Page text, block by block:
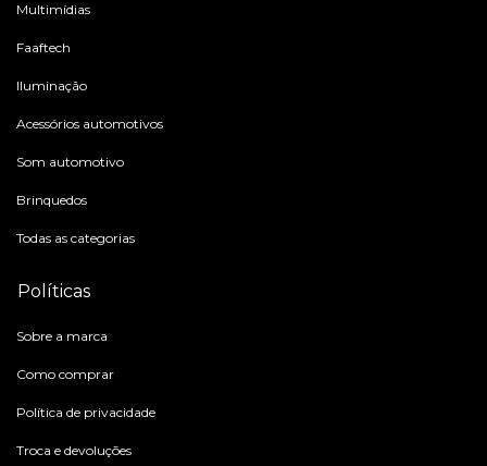
Multimídias
Faaftech
Iluminação
Acessórios automotivos
Som automotivo
Brinquedos
Todas as categorias
Políticas
Sobre a marca
Como comprar
Política de privacidade
Troca e devoluções